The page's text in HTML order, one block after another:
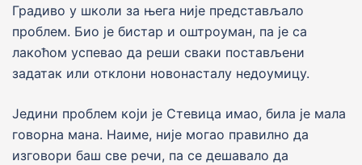
Градиво у школи за њега ниjе представљало
проблем. Био jе бистар и оштроуман, па jе сa
лакоћом успевао да реши сваки постављени
задатак или отклони новонасталу недоумицу.
Jедини проблем коjи jе Стевица имао, била jе мала
говорна мана. Наиме, ниjе могао правилно да
изговори баш све речи, па се дешавало да